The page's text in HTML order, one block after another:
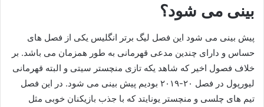
بینی می شود؟
پیش بینی می شود این فصل لیگ برتر انگلیس یکی از فصل های
حساس و دارای چندین مدعی قهرمانی به طور همزمان می باشد. بر
خلاف فصول اخیر که شاهد یکه تازی منچستر سیتی و البته قهرمانی
لیورپول در فصل ۲۰-۲۰۱۹ بودیم پیش بینی می شود. در این فصل
تیم های چلسی و منچستر یونایتد که با جذب بازیکنان خوبی مثل